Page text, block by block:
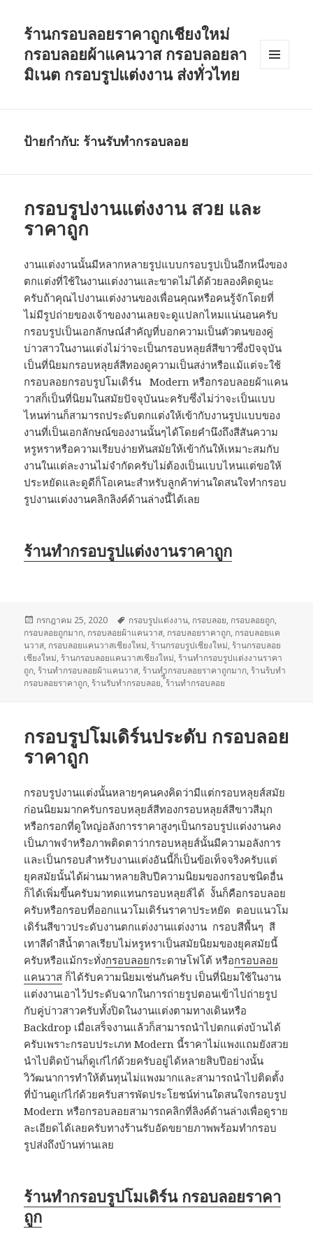
ร้านกรอบลอยราคาถูกเชียงใหม่
กรอบลอยผ้าแคนวาส กรอบลอยลา
มิเนต กรอบรูปแต่งงาน ส่งทั่วไทย
ป้ายกำกับ: ร้านรับทำกรอบลอย
กรอบรูปงานแต่งงาน สวย และ
ราคาถูก
งานแต่งงานนั้นมีหลากหลายรูปแบบกรอบรูปเป็นอีกหนึ่งของ
ตกแต่งที่ใช้ในงานแต่งงานและขาดไม่ได้ด้วยลองคิดดูนะ
ครับถ้าคุณไปงานแต่งงานของเพื่อนคุณหรือคนรู้จักโดยที่
ไม่มีรูปถ่ายของเจ้าของงานเลยจะดูแปลกไหมแน่นอนครับ
กรอบรูปเป็นเอกลักษณ์สำคัญที่บอกความเป็นตัวตนของคู่
บ่าวสาวในงานแต่งไม่ว่าจะเป็นกรอบหลุยส์สีขาวซึ่งปัจจุบัน
เป็นที่นิยมกรอบหลุยส์สีทองดูความเป็นสง่าหรือแม้แต่จะใช้
กรอบลอยกรอบรูปโมเดิร์น Modern หรือกรอบลอยผ้าแคน
วาสก็เป็นที่นิยมในสมัยปัจจุบันนะครับซึ่งไม่ว่าจะเป็นแบบ
ไหนท่านก็สามารถประดับตกแต่งให้เข้ากับงานรูปแบบของ
งานที่เป็นเอกลักษณ์ของงานนั้นๆได้โดยคำนึงถึงสีสันความ
หรูหราหรือความเรียบง่ายทันสมัยให้เข้ากันให้เหมาะสมกับ
งานในแต่ละงานไม่จำกัดครับไม่ต้องเป็นแบบไหนแต่ขอให้
ประหยัดและดูดีก็โอเคนะสำหรับลูกค้าท่านใดสนใจทำกรอบ
รูปงานแต่งงานคลิกลิงค์ด้านล่างนี้ได้เลย
ร้านทำกรอบรูปแต่งงานราคาถูก
เขียน
เมื่อ
กรกฎาคม 25, 2020
ป้าย
กำกับ
กรอบรูปแต่งงาน, กรอบลอย, กรอบลอยถูก,
กรอบลอยถูกมาก, กรอบลอยผ้าแคนวาส, กรอบลอยราคาถูก, กรอบลอยแค
นวาส, กรอบลอยแคนวาสเชียงใหม่, ร้านกรอบรูปเชียงใหม่, ร้านกรอบลอย
เชียงใหม่, ร้านกรอบลอยแคนวาสเชียงใหม่, ร้านทำกรอบรูปแต่งงานราคา
ถูก, ร้านทำกรอบลอยผ้าแคนวาส, ร้านทำกรอบลอยราคาถูกมาก, ร้านร้บทำ
กรอบลอยราคาถูก, ร้านรับทำกรอบลอย,้ี้ร้านทำกรอบลอย
กรอบรูปโมเดิร์นประดับ กรอบลอย
ราคาถูก
กรอบรูปงานแต่งนั้นหลายๆคนคงคิดว่ามีแต่กรอบหลุยส์สมัย
ก่อนนิยมมากครับกรอบหลุยส์สีทองกรอบหลุยส์สีขาวสีมุก
หรือกรอกที่ดูใหญ่อลังการราคาสูงๆเป็นกรอบรูปแต่งงานคง
เป็นภาพจำหรือภาพติดตาว่ากรอบหลุยส์นั้นมีความอลังการ
และเป็นกรอบสำหรับงานแต่งอันนี้ก็เป็นข้อเท็จจริงครับแต่
ยุคสมัยนั้นได้ผ่านมาหลายสิบปีความนิยมของกรอบชนิดอื่น
ก็ได้เพิ่มขึ้นครับมาทดแทนกรอบหลุยส์ได้ งั้นก็คือกรอบลอย
ครับหรือกรอบที่ออกแนวโมเดิร์นราคาประหยัด ตอบแนวโม
เดิร์นสีขาวประดับงานตกแต่งงานแต่งงาน กรอบสีพื้นๆ สี
เทาสีดำสีน้ำตาลเรียบไม่หรูหราเป็นสมัยนิยมของยุคสมัยนี้
ครับหรือแม้กระทั่งกรอบลอยกระดาษโฟโต้ หรือกรอบลอย
แคนวาส ก็ได้รับความนิยมเช่นกันครับ เป็นที่นิยมใช้ในงาน
แต่งงานเอาไว้ประดับฉากในการถ่ายรูปตอนเข้าไปถ่ายรูป
กับคู่บ่าวสาวครับทั้งปิดในงานแต่งตามทางเดินหรือ
Backdrop เมื่อเสร็จงานแล้วก็สามารถนำไปตกแต่งบ้านได้
ครับเพราะกรอบประเภท Modern นี้ราคาไม่แพงแถมยังสวย
นำไปติดบ้านก็ดูเก๋ไก๋ด้วยครับอยู่ได้หลายสิบปีอย่างนั้น
วิวัฒนาการทำให้ต้นทุนไม่แพงมากและสามารถนำไปติดตั้ง
ที่บ้านดูเก๋ไก๋ด้วยครับสารพัดประโยชน์ท่านใดสนใจกรอบรูป
Modern หรือกรอบลอยสามารถคลิกที่ลิงค์ด้านล่างเพื่อดูราย
ละเอียดได้เลยครับทางร้านรับอัดขยายภาพพร้อมทำกรอบ
รูปส่งถึงบ้านท่านเลย
ร้านทำกรอบรูปโมเดิร์น กรอบลอยราคา
ถูก